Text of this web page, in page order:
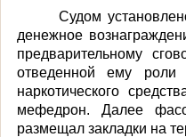
Судом
денежное
предварительному
отведенной ему
наркотического
мефедрон. Далее
размещал закладки на